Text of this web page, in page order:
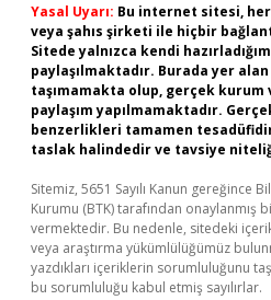
Yasal Uyarı: Bu internet sitesi,
veya şahıs şirketi ile hiçbir
Sitede yalnızca kendi
paylaşılmaktadır. Burada yer
taşımamakta olup, gerçek kurum
paylaşım yapılmamaktadır.
benzerlikleri tamamen
taslak halindedir ve tavsiye
Sitemiz, 5651 Sayılı Kanun gereğince
Kurumu (BTK) tarafından onaylanmış
vermektedir. Bu nedenle, sitedeki
veya araştırma yükümlülüğümüz
yazdıkları içeriklerin sorumluluğunu
bu sorumluluğu kabul etmiş sayılırlar.